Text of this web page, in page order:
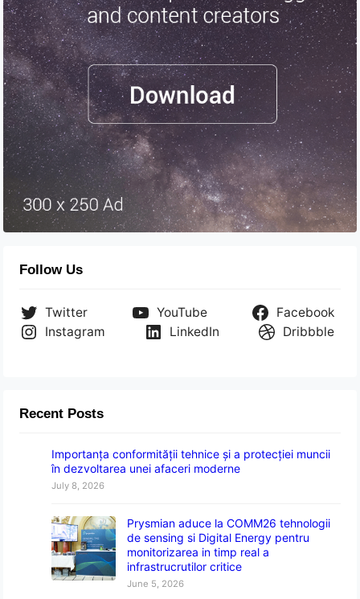
Follow Us
Twitter YouTube
Facebook
Instagram
LinkedIn Dribbble
Recent Posts
Importanța conformității tehnice și a protecției muncii
în dezvoltarea unei afaceri moderne
July 8, 2026
Prysmian aduce la COMM26 tehnologii
de sensing si Digital Energy pentru
monitorizarea in timp real a
infrastrucrutilor critice
June 5, 2026